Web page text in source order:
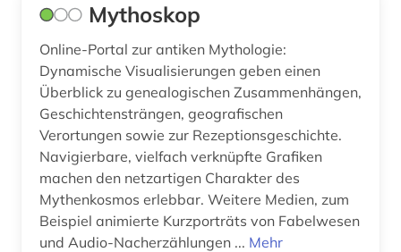
münzfund (1)
münzwesen (2)
naher osten (1)
orientalistik (2)
ostasien (1)
philologie (1)
Mythoskop
Online-Portal zur antiken Mythologie:
Dynamische Visualisierungen geben einen
Überblick zu genealogischen Zusammenhängen,
Geschichtensträngen, geografischen
Verortungen sowie zur Rezeptionsgeschichte.
Navigierbare, vielfach verknüpfte Grafiken
machen den netzartigen Charakter des
Mythenkosmos erlebbar. Weitere Medien, zum
Beispiel animierte Kurzporträts von Fabelwesen
und Audio-Nacherzählungen ... Mehr